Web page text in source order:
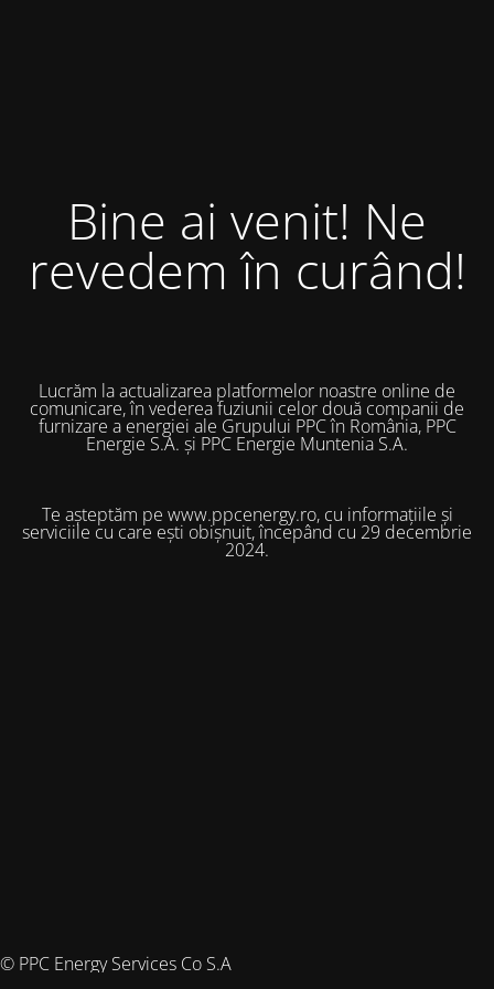
Bine ai venit! Ne
revedem în curând!
Lucrăm la actualizarea platformelor noastre online de
comunicare, în vederea fuziunii celor două companii de
furnizare a energiei ale Grupului PPC în România, PPC
Energie S.A. și PPC Energie Muntenia S.A.
Te așteptăm pe www.ppcenergy.ro, cu informațiile și
serviciile cu care ești obișnuit, începând cu 29 decembrie
2024.
© PPC Energy Services Co S.A